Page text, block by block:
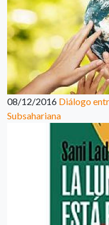
08/12/2016 Diálogo
Subsahariana